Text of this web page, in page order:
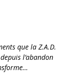
que la Z.A.D.
l’abandon